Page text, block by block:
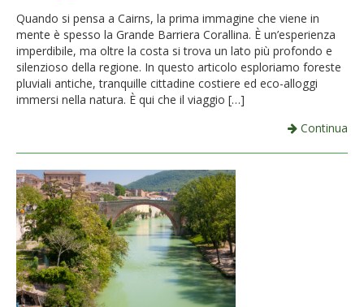
Quando si pensa a Cairns, la prima immagine che viene in
mente è spesso la Grande Barriera Corallina. È un’esperienza
imperdibile, ma oltre la costa si trova un lato più profondo e
silenzioso della regione. In questo articolo esploriamo foreste
pluviali antiche, tranquille cittadine costiere ed eco-alloggi
immersi nella natura. È qui che il viaggio […]
Continua